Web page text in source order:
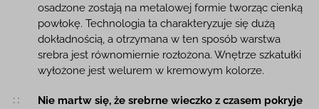
osadzone zostają na metalowej formie tworząc cienką
powłokę. Technologia ta charakteryzuje się dużą
dokładnością, a otrzymana w ten sposób warstwa
srebra jest równomiernie rozłożona. Wnętrze szkatułki
wyłożone jest welurem w kremowym kolorze.
Nie martw się, że srebrne wieczko z czasem pokryje